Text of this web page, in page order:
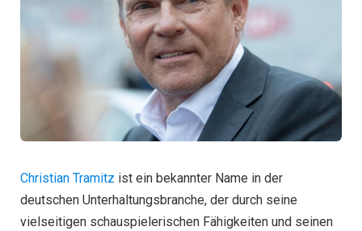
Christian Tramitz ist ein bekannter Name in der
deutschen Unterhaltungsbranche, der durch seine
vielseitigen schauspielerischen Fähigkeiten und seinen